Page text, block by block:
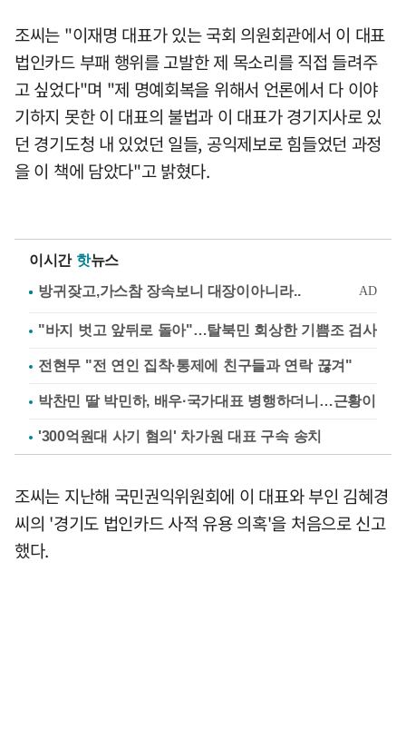
조씨는 "이재명 대표가 있는 국회 의원회관에서 이 대표
법인카드 부패 행위를 고발한 제 목소리를 직접 들려주
고 싶었다"며 "제 명예회복을 위해서 언론에서 다 이야
기하지 못한 이 대표의 불법과 이 대표가 경기지사로 있
던 경기도청 내 있었던 일들, 공익제보로 힘들었던 과정
을 이 책에 담았다"고 밝혔다.
이시간 핫뉴스
"바지 벗고 앞뒤로 돌아"…탈북민 회상한 기쁨조 검사
전현무 "전 연인 집착·통제에 친구들과 연락 끊겨"
박찬민 딸 박민하, 배우·국가대표 병행하더니…근황이
'300억원대 사기 혐의' 차가원 대표 구속 송치
조씨는 지난해 국민권익위원회에 이 대표와 부인 김혜경
씨의 '경기도 법인카드 사적 유용 의혹'을 처음으로 신고
했다.